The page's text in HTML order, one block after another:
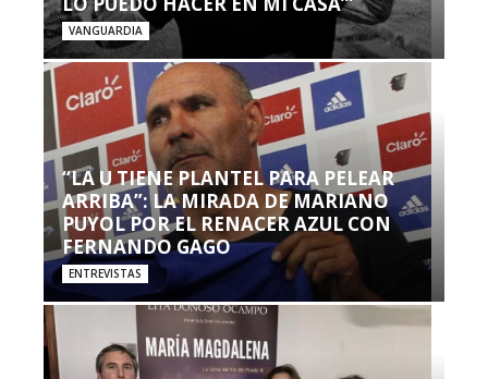
VANGUARDIA
“LA U TIENE PLANTEL PARA PELEAR
ARRIBA”: LA MIRADA DE MARIANO
PUYOL POR EL RENACER AZUL CON
FERNANDO GAGO
ENTREVISTAS